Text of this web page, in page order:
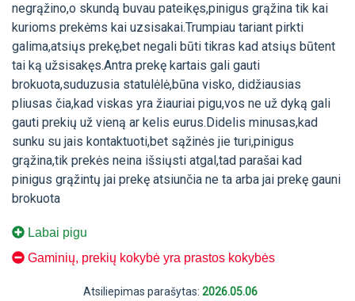
negrąžino,o skundą buvau pateikęs,pinigus grąžina tik kai
kurioms prekėms kai uzsisakai.Trumpiau tariant pirkti
galima,atsiųs prekę,bet negali būti tikras kad atsiųs būtent
tai ką užsisakęs.Antra prekę kartais gali gauti
brokuota,suduzusia statulėlė,būna visko, didžiausias
pliusas čia,kad viskas yra žiauriai pigu,vos ne už dyką gali
gauti prekių už vieną ar kelis eurus.Didelis minusas,kad
sunku su jais kontaktuoti,bet sąžinės jie turi,pinigus
grąžina,tik prekės neina išsiųsti atgal,tad parašai kad
pinigus grąžintų jai prekę atsiunčia ne ta arba jai prekę gauni
brokuota
Labai pigu
Gaminių, prekių kokybė yra prastos kokybės
Atsiliepimas parašytas: 2026.05.06